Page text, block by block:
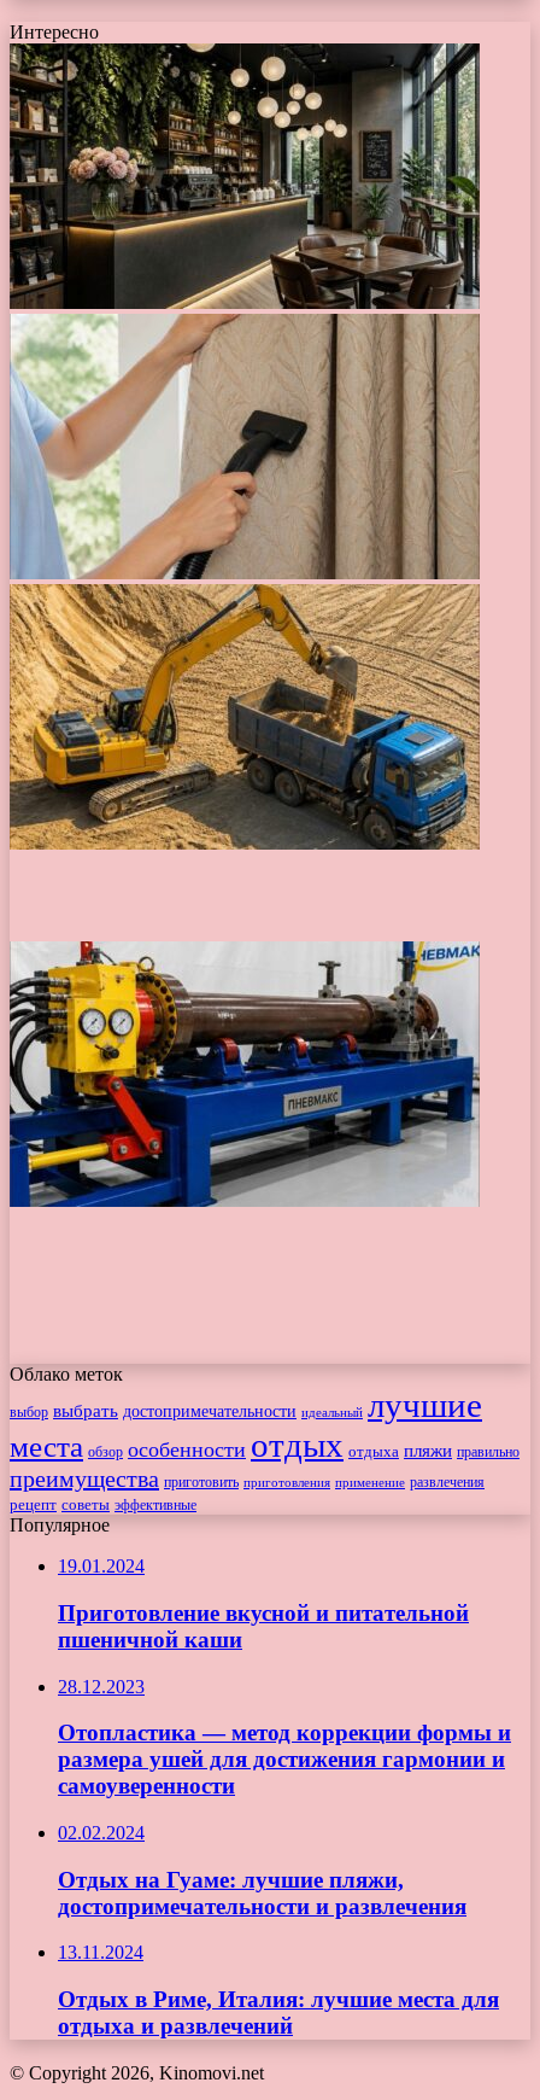
Интересно
Облако меток
выбор выбрать достопримечательности идеальный лучшие
места обзор особенности отдых отдыха пляжи правильно
преимущества приготовить приготовления применение развлечения
рецепт советы эффективные
Популярное
19.01.2024
Приготовление вкусной и питательной
пшеничной каши
28.12.2023
Отопластика — метод коррекции формы и
размера ушей для достижения гармонии и
самоуверенности
02.02.2024
Отдых на Гуаме: лучшие пляжи,
достопримечательности и развлечения
13.11.2024
Отдых в Риме, Италия: лучшие места для
отдыха и развлечений
© Copyright 2026, Kinomovi.net